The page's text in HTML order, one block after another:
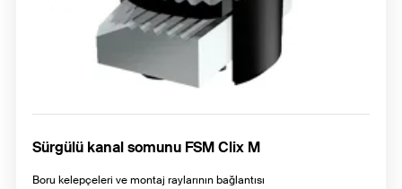
Sürgülü kanal somunu FSM Clix M
Boru kelepçeleri ve montaj raylarının bağlantısı